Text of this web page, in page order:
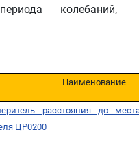
колебаний,
Наименование
расстояния до
ЦР0200